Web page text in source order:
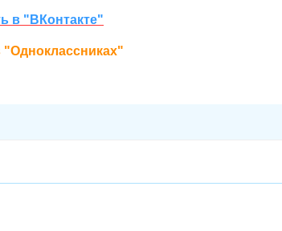
в "ВКонтакте"
"Одноклассниках"